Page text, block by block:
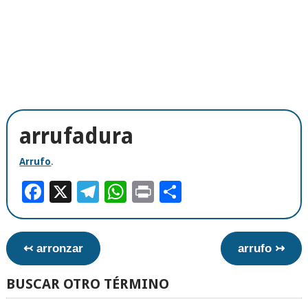
arrufadura
Arrufo.
Facebook
X Telegram
WhatsApp
Print
↢ arronzar arrufo ↣
BUSCAR OTRO TÉRMINO